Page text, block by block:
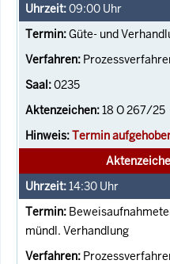
09:00 Uhr
Güte- und
0235
18 O 267/25
Termin
14:30 Uhr
mündl. Verhandlung